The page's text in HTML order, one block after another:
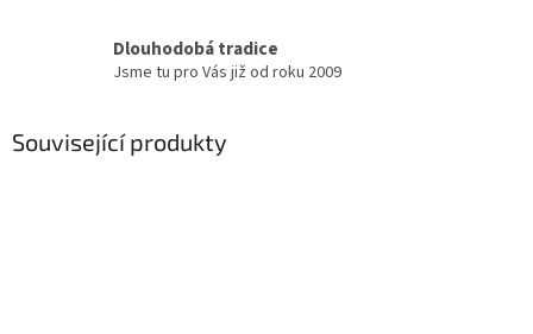
Dlouhodobá tradice
Jsme tu pro Vás již od roku 2009
Související produkty